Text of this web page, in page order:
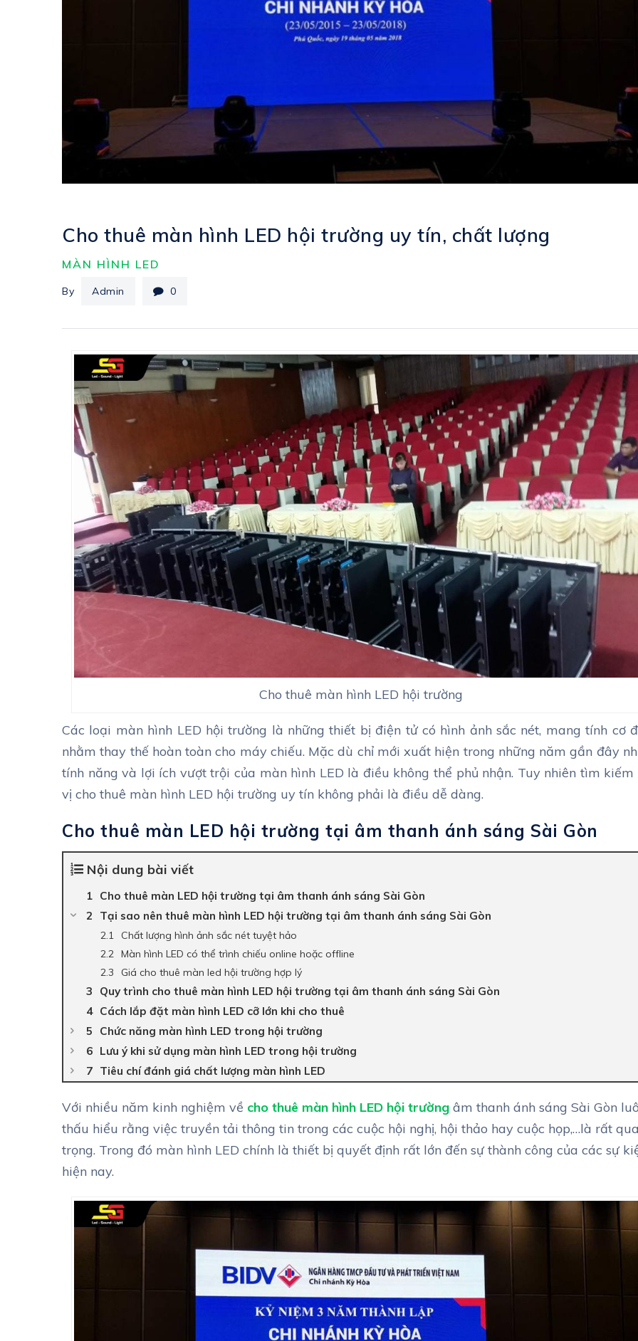
Cho thuê màn hình LED hội trường uy tín, chất lượng
MÀN HÌNH LED
By Admin 0
Cho thuê màn hình LED hội trường
Các loại màn hình LED hội trường là những thiết bị điện tử có hình ảnh sắc nét, mang tính cơ
nhằm thay thế hoàn toàn cho máy chiếu. Mặc dù chỉ mới xuất hiện trong những năm gần đây
tính năng và lợi ích vượt trội của màn hình LED là điều không thể phủ nhận. Tuy nhiên tìm kiếm
vị cho thuê màn hình LED hội trường uy tín không phải là điều dễ dàng.
Cho thuê màn LED hội trường tại âm thanh ánh sáng Sài Gòn
Nội dung bài viết
Cho thuê màn LED hội trường tại âm thanh ánh sáng Sài Gòn
Tại sao nên thuê màn hình LED hội trường tại âm thanh ánh sáng Sài Gòn
Chất lượng hình ảnh sắc nét tuyệt hảo
Màn hình LED có thể trình chiếu online hoặc offline
Giá cho thuê màn led hội trường hợp lý
Quy trình cho thuê màn hình LED hội trường tại âm thanh ánh sáng Sài Gòn
Cách lắp đặt màn hình LED cỡ lớn khi cho thuê
Chức năng màn hình LED trong hội trường
Lưu ý khi sử dụng màn hình LED trong hội trường
Tiêu chí đánh giá chất lượng màn hình LED
Với nhiều năm kinh nghiệm về cho thuê màn hình LED hội trường âm thanh ánh sáng Sài Gòn
thấu hiểu rằng việc truyền tải thông tin trong các cuộc hội nghị, hội thảo hay cuộc họp,…là rất
trọng. Trong đó màn hình LED chính là thiết bị quyết định rất lớn đến sự thành công của các sự
hiện nay.